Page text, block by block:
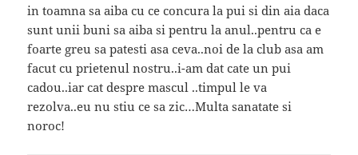
in toamna sa aiba cu ce concura la pui si din aia daca
sunt unii buni sa aiba si pentru la anul..pentru ca e
foarte greu sa patesti asa ceva..noi de la club asa am
facut cu prietenul nostru..i-am dat cate un pui
cadou..iar cat despre mascul ..timpul le va
rezolva..eu nu stiu ce sa zic…Multa sanatate si
noroc!